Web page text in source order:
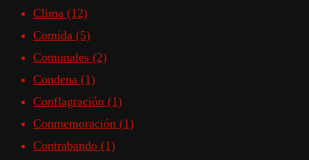
Clima (12)
Comida (5)
Comunales (2)
Condena (1)
Conflagración (1)
Conmemoración (1)
Contrabando (1)